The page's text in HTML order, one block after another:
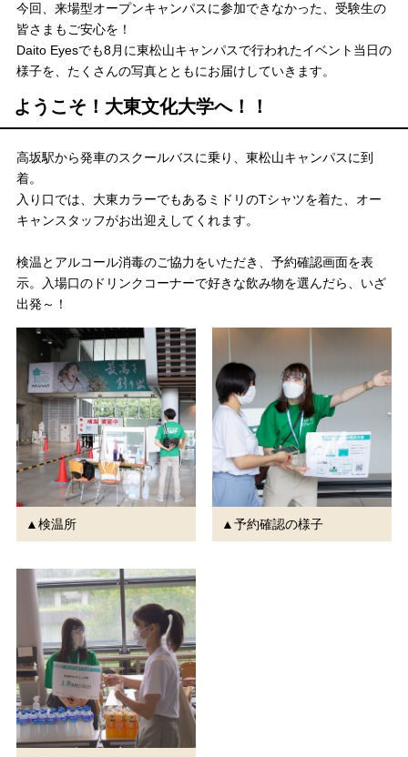
今回、来場型オープンキャンパスに参加できなかった、受験生の
皆さまもご安心を！
Daito Eyesでも8月に東松山キャンパスで行われたイベント当日の
様子を、たくさんの写真とともにお届けしていきます。
ようこそ！大東文化大学へ！！
高坂駅から発車のスクールバスに乗り、東松山キャンパスに到
着。
入り口では、大東カラーでもあるミドリのTシャツを着た、オー
キャンスタッフがお出迎えしてくれます。
検温とアルコール消毒のご協力をいただき、予約確認画面を表
示。入場口のドリンクコーナーで好きな飲み物を選んだら、いざ
出発～！
▲検温所 ▲予約確認の様子